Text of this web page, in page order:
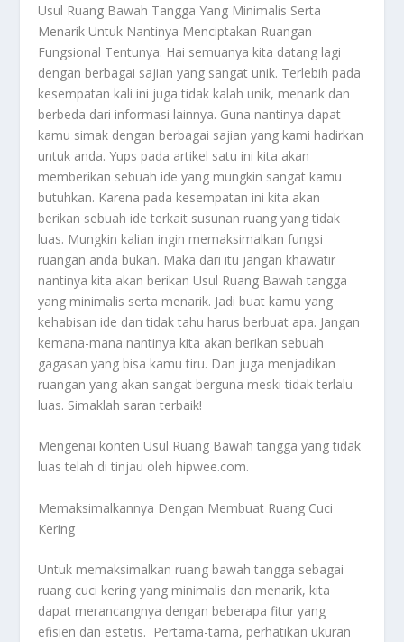
Usul Ruang Bawah Tangga Yang Minimalis Serta
Menarik Untuk Nantinya Menciptakan Ruangan
Fungsional Tentunya. Hai semuanya kita datang lagi
dengan berbagai sajian yang sangat unik. Terlebih pada
kesempatan kali ini juga tidak kalah unik, menarik dan
berbeda dari informasi lainnya. Guna nantinya dapat
kamu simak dengan berbagai sajian yang kami hadirkan
untuk anda. Yups pada artikel satu ini kita akan
memberikan sebuah ide yang mungkin sangat kamu
butuhkan. Karena pada kesempatan ini kita akan
berikan sebuah ide terkait susunan ruang yang tidak
luas. Mungkin kalian ingin memaksimalkan fungsi
ruangan anda bukan. Maka dari itu jangan khawatir
nantinya kita akan berikan Usul Ruang Bawah tangga
yang minimalis serta menarik. Jadi buat kamu yang
kehabisan ide dan tidak tahu harus berbuat apa. Jangan
kemana-mana nantinya kita akan berikan sebuah
gagasan yang bisa kamu tiru. Dan juga menjadikan
ruangan yang akan sangat berguna meski tidak terlalu
luas. Simaklah saran terbaik!
Mengenai konten Usul Ruang Bawah tangga yang tidak
luas telah di tinjau oleh hipwee.com.
Memaksimalkannya Dengan Membuat Ruang Cuci
Kering
Untuk memaksimalkan ruang bawah tangga sebagai
ruang cuci kering yang minimalis dan menarik, kita
dapat merancangnya dengan beberapa fitur yang
efisien dan estetis. Pertama-tama, perhatikan ukuran